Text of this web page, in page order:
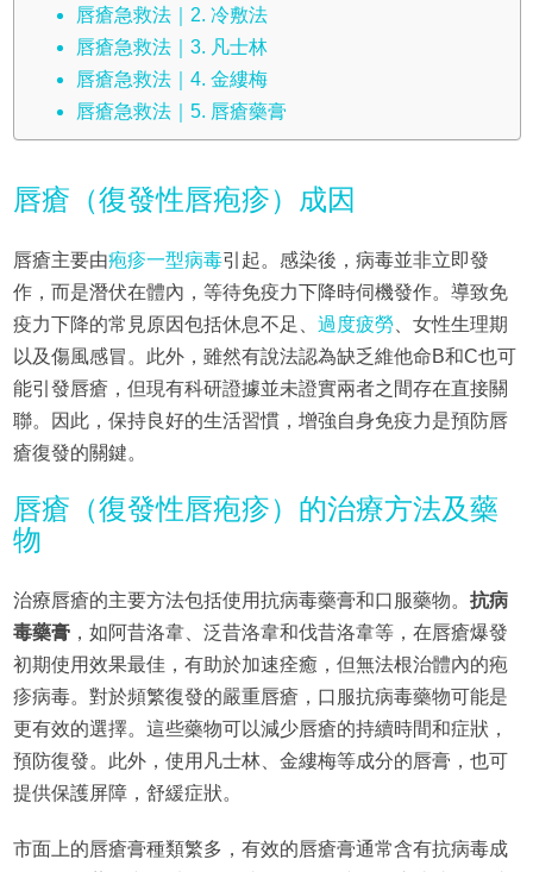
唇瘡急救法｜2. 冷敷法
唇瘡急救法｜3. 凡士林
唇瘡急救法｜4. 金縷梅
唇瘡急救法｜5. 唇瘡藥膏
唇瘡（復發性唇疱疹）成因
唇瘡主要由疱疹一型病毒引起。感染後，病毒並非立即發
作，而是潛伏在體內，等待免疫力下降時伺機發作。導致免
疫力下降的常見原因包括休息不足、 過度疲勞 、女性生理期
以及傷風感冒。此外，雖然有說法認為缺乏維他命B和C也可
能引發唇瘡，但現有科研證據並未證實兩者之間存在直接關
聯。因此，保持良好的生活習慣，增強自身免疫力是預防唇
瘡復發的關鍵。
唇瘡（復發性唇疱疹）的治療方法及藥
物
治療唇瘡的主要方法包括使用抗病毒藥膏和口服藥物。 抗病
毒藥膏，如阿昔洛韋、泛昔洛韋和伐昔洛韋等，在唇瘡爆發
初期使用效果最佳，有助於加速痊癒，但無法根治體內的疱
疹病毒。對於頻繁復發的嚴重唇瘡，口服抗病毒藥物可能是
更有效的選擇。這些藥物可以減少唇瘡的持續時間和症狀，
預防復發。此外，使用凡士林、金縷梅等成分的唇膏，也可
提供保護屏障，舒緩症狀。
市面上的唇瘡膏種類繁多，有效的唇瘡膏通常含有抗病毒成